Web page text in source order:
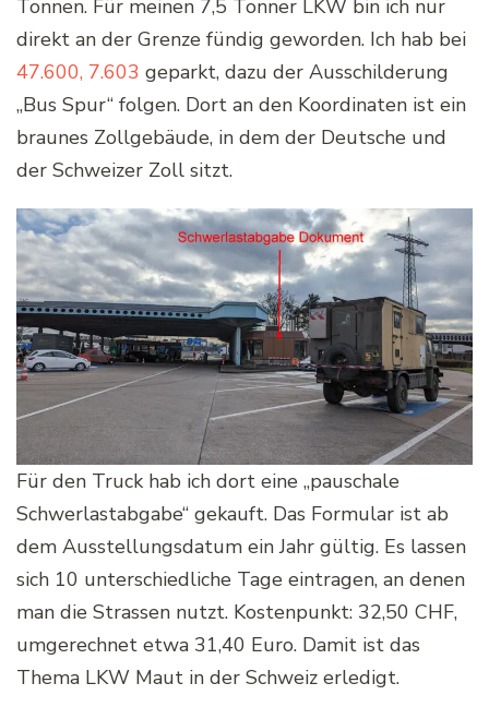
Tonnen. Für meinen 7,5 Tonner LKW bin ich nur
direkt an der Grenze fündig geworden. Ich hab bei
47.600, 7.603 geparkt, dazu der Ausschilderung
„Bus Spur“ folgen. Dort an den Koordinaten ist ein
braunes Zollgebäude, in dem der Deutsche und
der Schweizer Zoll sitzt.
Für den Truck hab ich dort eine „pauschale
Schwerlastabgabe“ gekauft. Das Formular ist ab
dem Ausstellungsdatum ein Jahr gültig. Es lassen
sich 10 unterschiedliche Tage eintragen, an denen
man die Strassen nutzt. Kostenpunkt: 32,50 CHF,
umgerechnet etwa 31,40 Euro. Damit ist das
Thema LKW Maut in der Schweiz erledigt.